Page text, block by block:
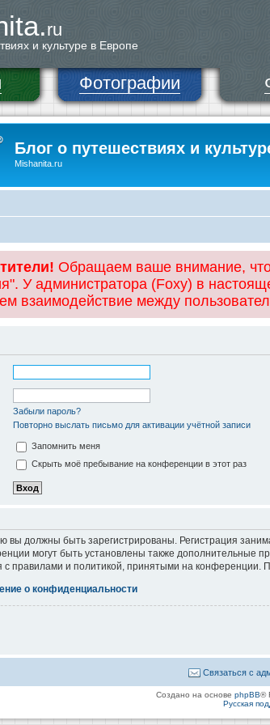
ru
и культуре в Европе
Фотографии
Блог о путешествиях и
Mishanita.ru
Обращаем ваше внимание,
У администратора (Foxy) в
взаимодействие между
Забыли пароль?
Повторно выслать письмо для активации учётной записи
Запомнить меня
Скрыть моё пребывание на конференции в этот раз
вы должны быть зарегистрированы. Регистрация
могут быть установлены также дополнительные
с правилами и политикой, принятыми на
о конфиденциальности
Связаться с
Создано на основе phpBB®
Русская